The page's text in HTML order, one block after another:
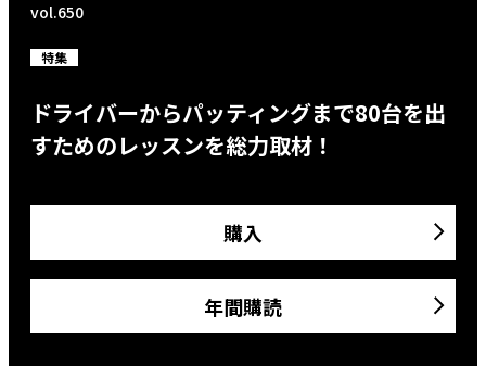
vol.650
特集
ドライバーからパッティングまで80台を出
すためのレッスンを総力取材！
購入
年間購読